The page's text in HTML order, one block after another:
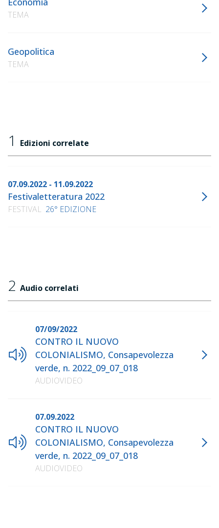
TEMA
Geopolitica
TEMA
1 Edizioni correlate
07.09.2022 - 11.09.2022
Festivaletteratura 2022
FESTIVAL 26° EDIZIONE
2 Audio correlati
07/09/2022
CONTRO IL NUOVO
COLONIALISMO, Consapevolezza
verde, n. 2022_09_07_018
AUDIOVIDEO
07.09.2022
CONTRO IL NUOVO
COLONIALISMO, Consapevolezza
verde, n. 2022_09_07_018
AUDIOVIDEO